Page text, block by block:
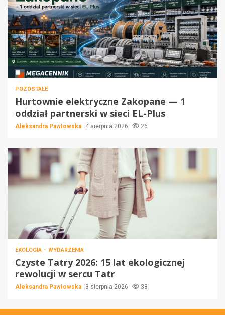
POZOSTAŁE
Hurtownie elektryczne Zakopane — 1
oddział partnerski w sieci EL-Plus
Aleksandra Pawłowska 4 sierpnia 2026 26
EKOLOGIA WYDARZENIA
Czyste Tatry 2026: 15 lat ekologicznej
rewolucji w sercu Tatr
Aleksandra Pawłowska 3 sierpnia 2026 38